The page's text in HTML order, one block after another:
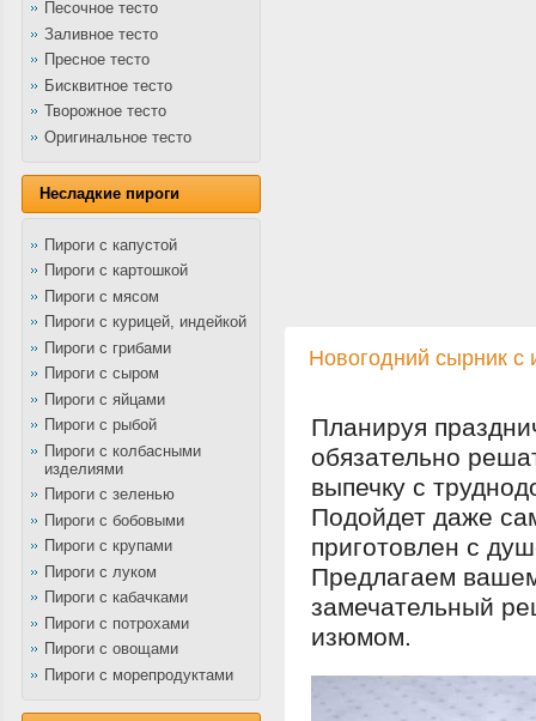
Песочное тесто
Заливное тесто
Пресное тесто
Бисквитное тесто
Творожное тесто
Оригинальное тесто
Несладкие пироги
Пироги с капустой
Пироги с картошкой
Пироги с мясом
Пироги с курицей, индейкой
Пироги с грибами
Пироги с сыром
Пироги с яйцами
Пироги с рыбой
Пироги с колбасными
изделиями
Пироги с зеленью
Пироги с бобовыми
Пироги с крупами
Пироги с луком
Пироги с кабачками
Пироги с потрохами
Пироги с овощами
Пироги с морепродуктами
Новогодний сырник с
Планируя
обязательно
выпечку с
Подойдет даже
приготовлен с
Предлагаем
замечательный
изюмом.